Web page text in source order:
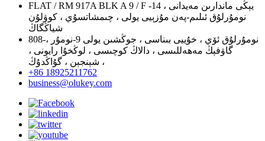
FLAT / RM 917A BLK A 9 / F يېڭى ماندارىن مەيدانى ، 14-
نومۇرلۇق ئىلىم-پەن مۇزېيى يولى ، چىمشاتسۇي ، كوۋلۇن
شياڭگاڭ
808-نومۇرلۇق ئۆي ، خۇييى بىناسى ، جوڭشىن يولى 9-نومۇر ،
گاۋفېڭ مەھەللىسى ، دالاڭ كوچىسى ، لوڭخۇا رايونى ،
شېنجېن ، گۇاڭدۇڭ ،
+86 18925211762
business@olukey.com